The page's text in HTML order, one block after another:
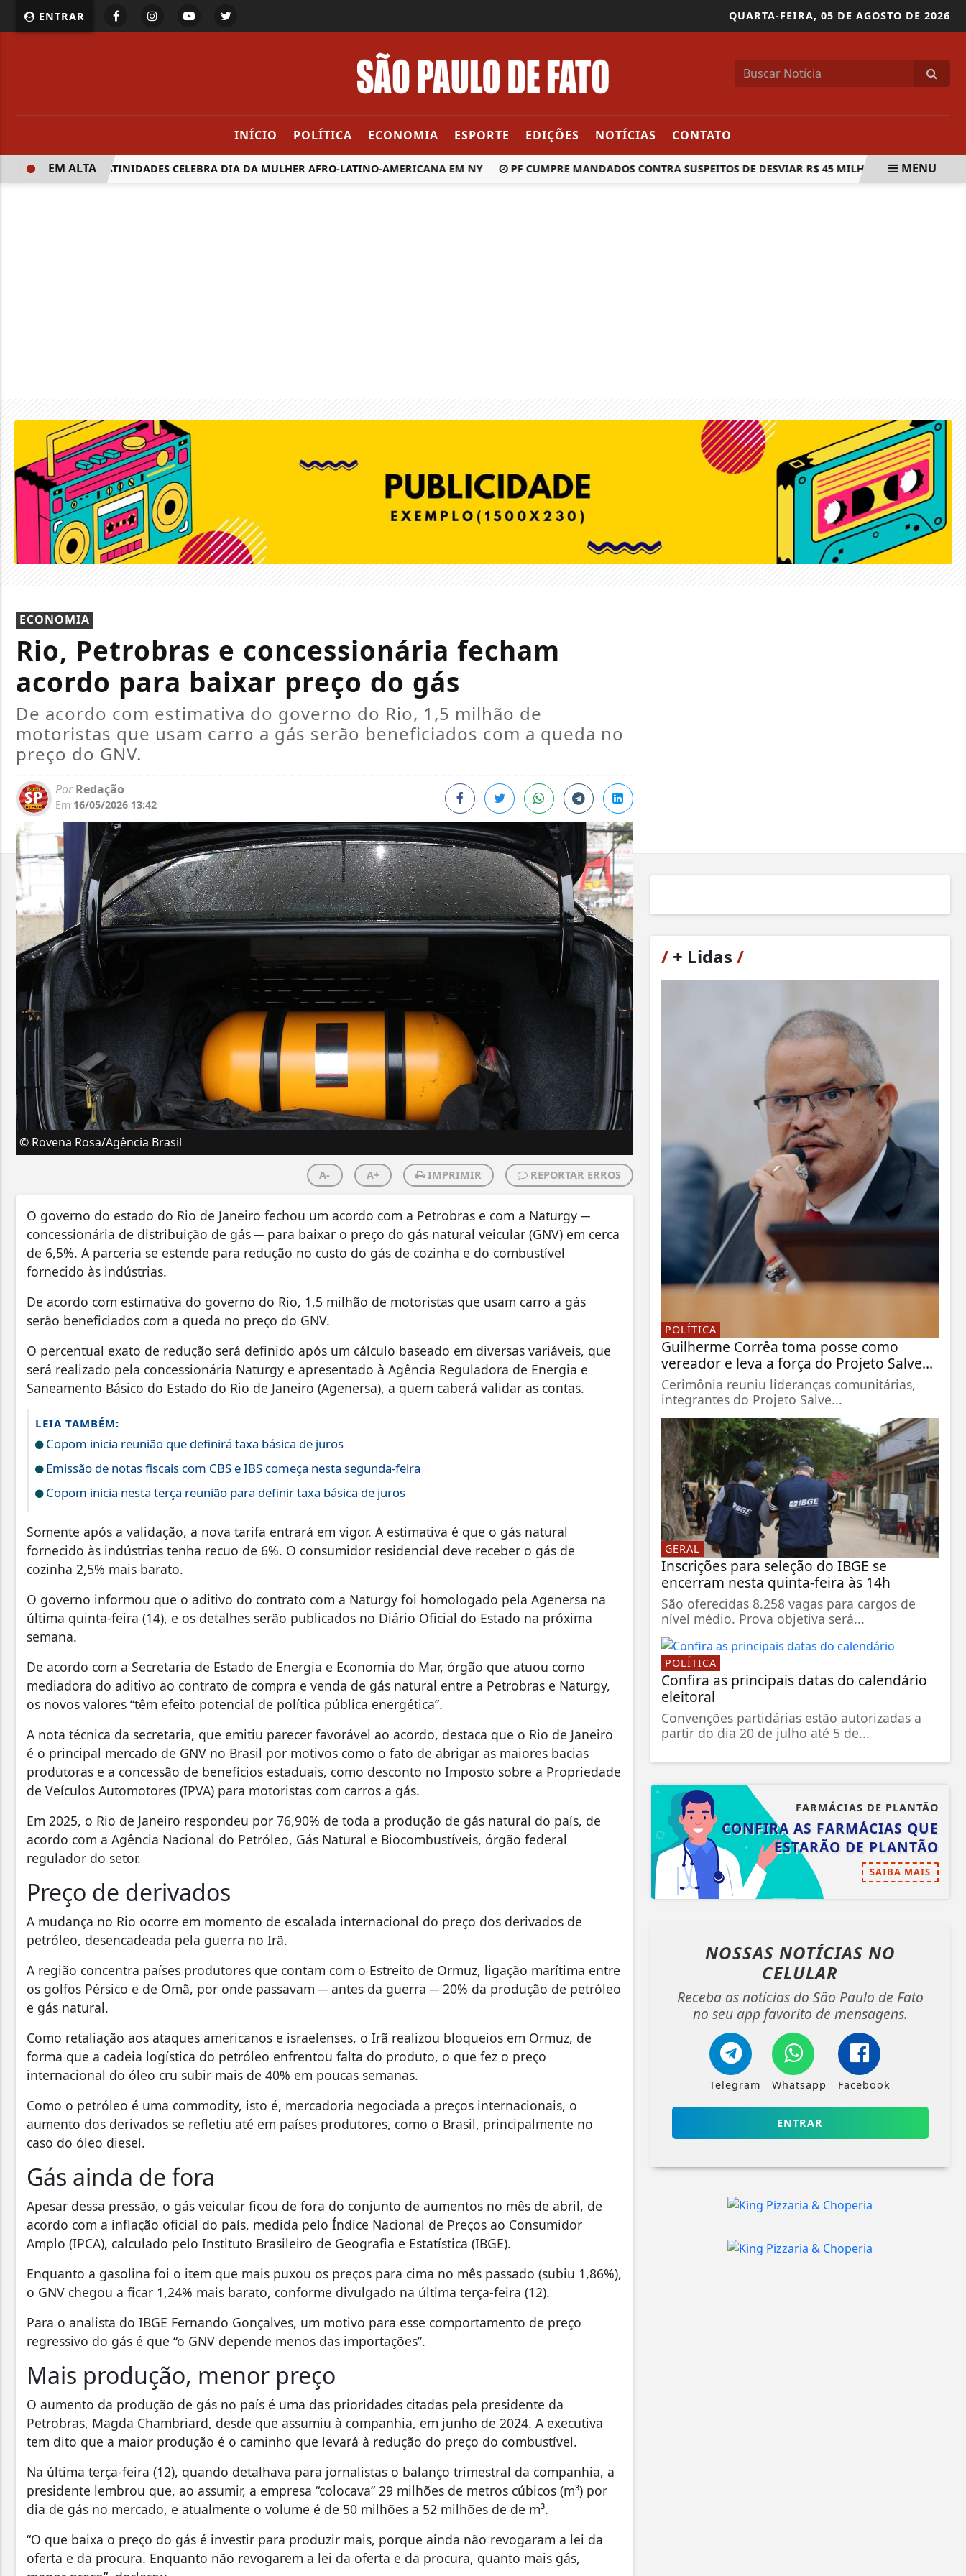
ENTRAR QUARTA-FEIRA, 05 DE AGOSTO DE 2026
INÍCIO POLÍTICA ECONOMIA ESPORTE EDIÇÕES NOTÍCIAS CONTATO
FESTIVAL LATINIDADES CELEBRA DIA DA MULHER AFRO-LATINO-AMERICANA EM NY PF CUMPRE MANDADOS CONTRA SUSPEITOS DE DESVIAR R$ 45 MILHÕES DE CONTAS
EM ALTA MENU
ECONOMIA
Rio, Petrobras e concessionária fecham
acordo para baixar preço do gás
De acordo com estimativa do governo do Rio, 1,5 milhão de
motoristas que usam carro a gás serão beneficiados com a queda no
preço do GNV.
PorRedação
Em 16/05/2026 13:42
© Rovena Rosa/Agência Brasil
A- A+ IMPRIMIR REPORTAR ERROS
O governo do estado do Rio de Janeiro fechou um acordo com a Petrobras e com a Naturgy ─
concessionária de distribuição de gás ─ para baixar o preço do gás natural veicular (GNV) em cerca
de 6,5%. A parceria se estende para redução no custo do gás de cozinha e do combustível
fornecido às indústrias.
De acordo com estimativa do governo do Rio, 1,5 milhão de motoristas que usam carro a gás
serão beneficiados com a queda no preço do GNV.
O percentual exato de redução será definido após um cálculo baseado em diversas variáveis, que
será realizado pela concessionária Naturgy e apresentado à Agência Reguladora de Energia e
Saneamento Básico do Estado do Rio de Janeiro (Agenersa), a quem caberá validar as contas.
LEIA TAMBÉM:
Copom inicia reunião que definirá taxa básica de juros
Emissão de notas fiscais com CBS e IBS começa nesta segunda-feira
Copom inicia nesta terça reunião para definir taxa básica de juros
Somente após a validação, a nova tarifa entrará em vigor. A estimativa é que o gás natural
fornecido às indústrias tenha recuo de 6%. O consumidor residencial deve receber o gás de
cozinha 2,5% mais barato.
O governo informou que o aditivo do contrato com a Naturgy foi homologado pela Agenersa na
última quinta-feira (14), e os detalhes serão publicados no Diário Oficial do Estado na próxima
semana.
De acordo com a Secretaria de Estado de Energia e Economia do Mar, órgão que atuou como
mediadora do aditivo ao contrato de compra e venda de gás natural entre a Petrobras e Naturgy,
os novos valores “têm efeito potencial de política pública energética”.
A nota técnica da secretaria, que emitiu parecer favorável ao acordo, destaca que o Rio de Janeiro
é o principal mercado de GNV no Brasil por motivos como o fato de abrigar as maiores bacias
produtoras e a concessão de benefícios estaduais, como desconto no Imposto sobre a Propriedade
de Veículos Automotores (IPVA) para motoristas com carros a gás.
Em 2025, o Rio de Janeiro respondeu por 76,90% de toda a produção de gás natural do país, de
acordo com a Agência Nacional do Petróleo, Gás Natural e Biocombustíveis, órgão federal
regulador do setor.
Preço de derivados
A mudança no Rio ocorre em momento de escalada internacional do preço dos derivados de
petróleo, desencadeada pela guerra no Irã.
A região concentra países produtores que contam com o Estreito de Ormuz, ligação marítima entre
os golfos Pérsico e de Omã, por onde passavam ─ antes da guerra ─ 20% da produção de petróleo
e gás natural.
Como retaliação aos ataques americanos e israelenses, o Irã realizou bloqueios em Ormuz, de
forma que a cadeia logística do petróleo enfrentou falta do produto, o que fez o preço
internacional do óleo cru subir mais de 40% em poucas semanas.
Como o petróleo é uma commodity, isto é, mercadoria negociada a preços internacionais, o
aumento dos derivados se refletiu até em países produtores, como o Brasil, principalmente no
caso do óleo diesel.
Gás ainda de fora
Apesar dessa pressão, o gás veicular ficou de fora do conjunto de aumentos no mês de abril, de
acordo com a inflação oficial do país, medida pelo Índice Nacional de Preços ao Consumidor
Amplo (IPCA), calculado pelo Instituto Brasileiro de Geografia e Estatística (IBGE).
Enquanto a gasolina foi o item que mais puxou os preços para cima no mês passado (subiu 1,86%),
o GNV chegou a ficar 1,24% mais barato, conforme divulgado na última terça-feira (12).
Para o analista do IBGE Fernando Gonçalves, um motivo para esse comportamento de preço
regressivo do gás é que “o GNV depende menos das importações”.
Mais produção, menor preço
O aumento da produção de gás no país é uma das prioridades citadas pela presidente da
Petrobras, Magda Chambriard, desde que assumiu à companhia, em junho de 2024. A executiva
tem dito que a maior produção é o caminho que levará à redução do preço do combustível.
Na última terça-feira (12), quando detalhava para jornalistas o balanço trimestral da companhia, a
presidente lembrou que, ao assumir, a empresa “colocava” 29 milhões de metros cúbicos (m³) por
dia de gás no mercado, e atualmente o volume é de 50 milhões a 52 milhões de de m³.
“O que baixa o preço do gás é investir para produzir mais, porque ainda não revogaram a lei da
oferta e da procura. Enquanto não revogarem a lei da oferta e da procura, quanto mais gás,
/+ Lidas /
POLÍTICA
Guilherme Corrêa toma posse como
vereador e leva a força do Projeto Salve...
Cerimônia reuniu lideranças comunitárias,
integrantes do Projeto Salve...
GERAL
Inscrições para seleção do IBGE se
encerram nesta quinta-feira às 14h
São oferecidas 8.258 vagas para cargos de
nível médio. Prova objetiva será...
POLÍTICA
Confira as principais datas do calendário
eleitoral
Convenções partidárias estão autorizadas a
partir do dia 20 de julho até 5 de...
FARMÁCIAS DE PLANTÃO
CONFIRA AS FARMÁCIAS QUE
ESTARÃO DE PLANTÃO
SAIBA MAIS
NOSSAS NOTÍCIAS NO
CELULAR
Receba as notícias do São Paulo de Fato
no seu app favorito de mensagens.
Telegram Whatsapp Facebook
ENTRAR